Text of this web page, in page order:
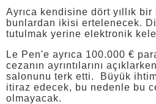
Ayrıca kendisine dört yıllık
bunlardan ikisi ertelenecek.
tutulmak yerine elektronik
Le Pen'e ayrıca 100.000 €
cezanın ayrıntılarını
salonunu terk etti. Büyük
itiraz edecek, bu nedenle bu
olmayacak.